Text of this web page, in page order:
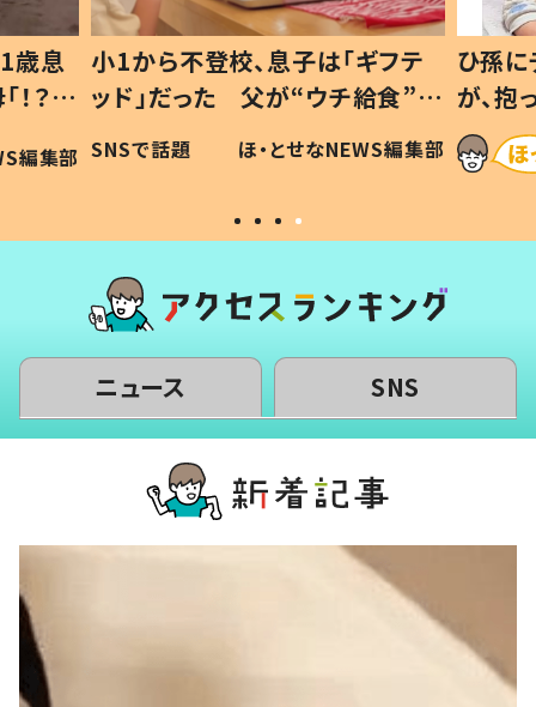
歳息
？」
編集部
小1から不登校、息子は「ギフテ
ッド」だった 父が“ウチ給食”を
作り続ける理由とは #令和の親
#令和の子
SNSで話題 ほ・とせなNEWS編集部
ひ孫
が、
「涙が
い」
ニュース SNS